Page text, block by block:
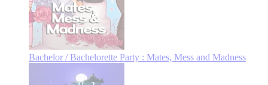
Bachelor / Bachelorette Party : Mates, Mess and Madness